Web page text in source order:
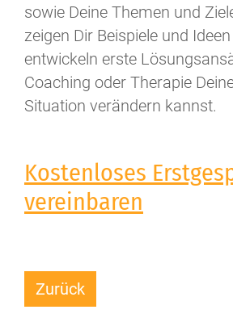
sowie Deine Themen und
zeigen Dir Beispiele und
entwickeln erste
Coaching oder Therapie
Situation verändern kannst.
Kostenloses
vereinbaren
Zurück